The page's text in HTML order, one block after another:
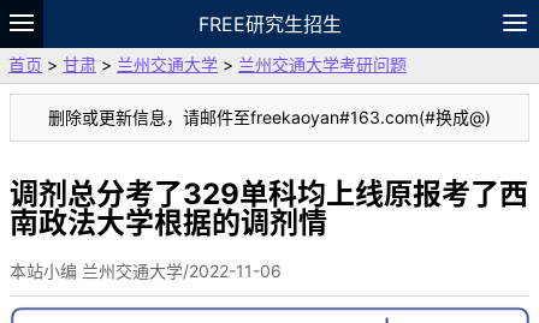
FREE研究生招生
题库
故事 专题 APP 笔记
论坛
VIP
资料
首页 > 甘肃 > 兰州交通大学 > 兰州交通大学考研问题
删除或更新信息，请邮件至freekaoyan#163.com(#换成@)
调剂总分考了329单科均上线原报考了西
南政法大学根据的调剂情
本站小编 兰州交通大学/2022-11-06